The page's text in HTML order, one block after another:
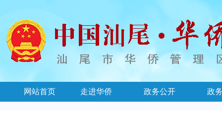
网站首页 走进华侨 政务公开 政